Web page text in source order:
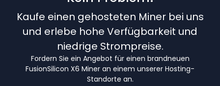
Kaufe einen gehosteten Miner bei uns
und erlebe hohe Verfügbarkeit und
niedrige Strompreise.
Fordern Sie ein Angebot für einen brandneuen
FusionSilicon X6 Miner an einem unserer Hosting-
Standorte an.